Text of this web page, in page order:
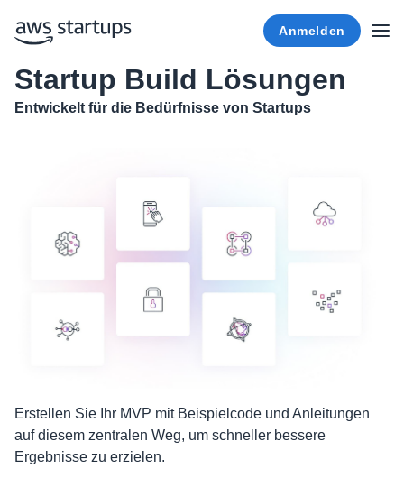
Anmelden
Startup Build Lösungen
Entwickelt für die Bedürfnisse von Startups
Erstellen Sie Ihr MVP mit Beispielcode und Anleitungen
auf diesem zentralen Weg, um schneller bessere
Ergebnisse zu erzielen.